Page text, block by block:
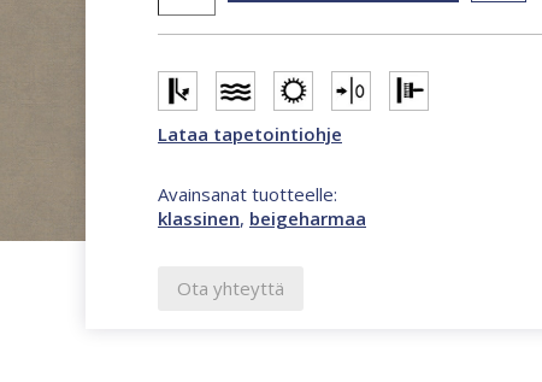
beige
32429
määrä
Lataa tapetointiohje
Avainsanat tuotteelle:
klassinen, beigeharmaa
Ota yhteyttä